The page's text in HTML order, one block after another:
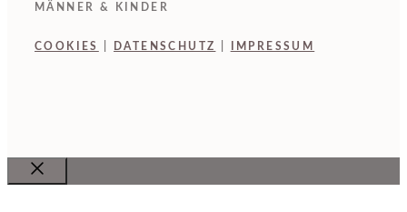
MÄNNER & KINDER
COOKIES DATENSCHUTZ IMPRESSUM